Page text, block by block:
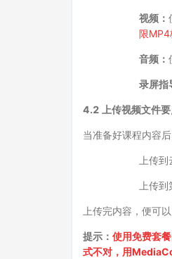
视频：
限MP4
音频：
录屏指
4.2 上传视频文件
当准备好课程内容
上传
上传
上传完内容，便可
提示： 使用免费套
式不对，用